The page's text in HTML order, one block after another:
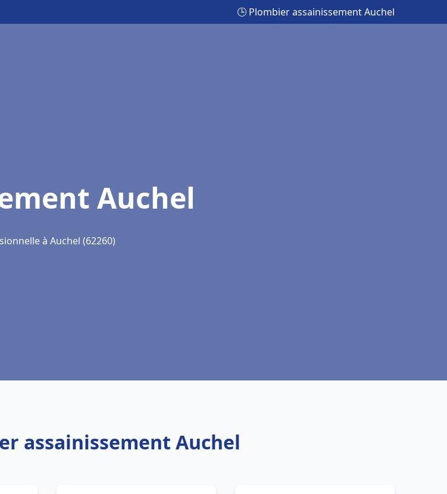
🕒 Plombier assainissement Auchel
Auchel
à Auchel (62260)
assainissement Auchel